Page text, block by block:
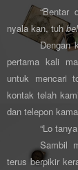
“Bentar
nyala kan, tuh
Dengan
pertama kali
untuk mencari
kontak telah
dan telepon
“Lo
Sambil
terus berpikir